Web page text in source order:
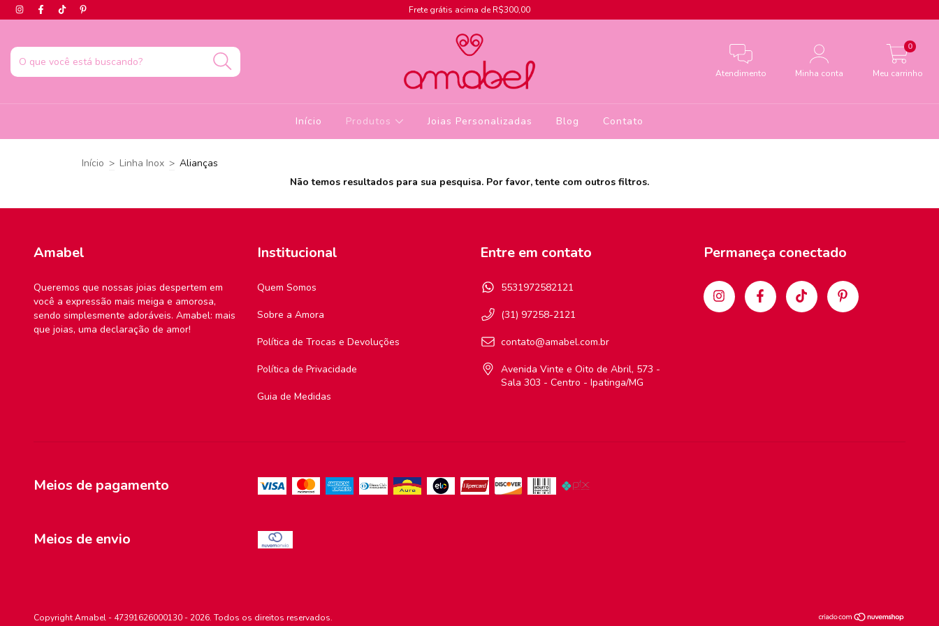
Frete grátis acima de R$300,00
Atendimento Minha conta Meu carrinho
0
Início Produtos Joias Personalizadas Blog Contato
Início > Linha Inox > Alianças
Não temos resultados para sua pesquisa. Por favor, tente com outros filtros.
Amabel
Queremos que nossas joias despertem em
você a expressão mais meiga e amorosa,
sendo simplesmente adoráveis. Amabel: mais
que joias, uma declaração de amor!
Institucional
Quem Somos
Sobre a Amora
Política de Trocas e Devoluções
Política de Privacidade
Guia de Medidas
Entre em contato
5531972582121
(31) 97258-2121
contato@amabel.com.br
Avenida Vinte e Oito de Abril, 573 -
Sala 303 - Centro - Ipatinga/MG
Permaneça conectado
Meios de pagamento
Meios de envio
Copyright Amabel - 47391626000130 - 2026. Todos os direitos reservados.